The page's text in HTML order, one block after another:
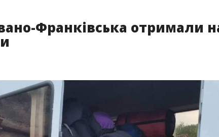
Франківська отримали